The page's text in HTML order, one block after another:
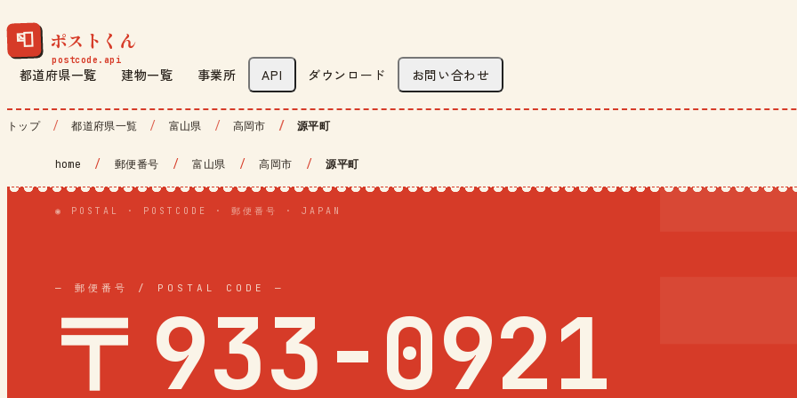
📮 ポストくん
都道府県一覧 建物一覧 事業所 API ダウンロード お問い合わせ
トップ 都道府県一覧 富山県 高岡市 源平町
home / 郵便番号 / 富山県 / 高岡市 / 源平町
◉ POSTAL · POSTCODE · 郵便番号 · JAPAN
— 郵便番号 / POSTAL CODE —
〒933-0921